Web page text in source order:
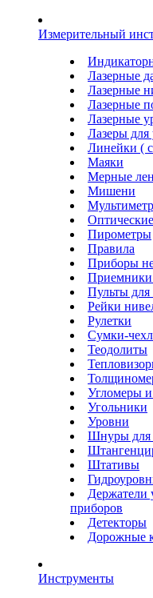
Измерительный
Лазерные
Лазерные
Лазерные
Лазерные
Лазеры для
Линейки (
Маяки
Мерные
Мишени
Пирометры
Правила
Приборы
Приемники
Пульты для
Рейки
Рулетки
Сумки-
Теодолиты
Угломеры
Угольники
Уровни
Шнуры для
Штативы
Держатели
приборов
Детекторы
Дорожные
Инструменты